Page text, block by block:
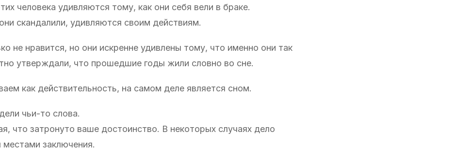
человека удивляются тому, как они себя вели в браке.
скандалили, удивляются своим действиям.
не нравится, но они искренне удивлены тому, что именно они так
утверждали, что прошедшие годы жили словно во сне.
как действительность, на самом деле является сном.
чьи-то слова.
что затронуто ваше достоинство. В некоторых случаях дело
местами заключения.